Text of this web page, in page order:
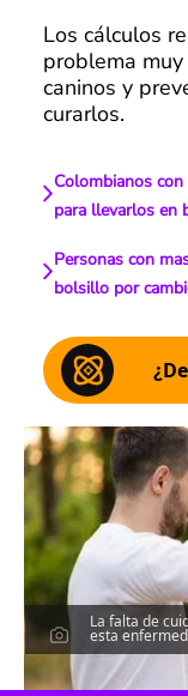
Los cálculos
problema
caninos y
curarlos.
Colombianos
para llevarlos en
Personas con
bolsillo por
La falta de
esta